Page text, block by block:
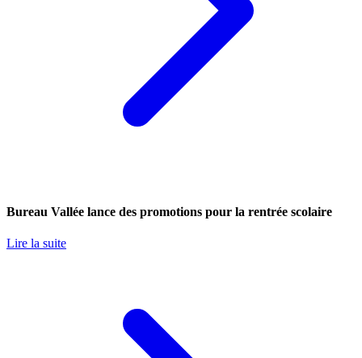
Bureau Vallée lance des promotions pour la rentrée scolaire
Lire la suite